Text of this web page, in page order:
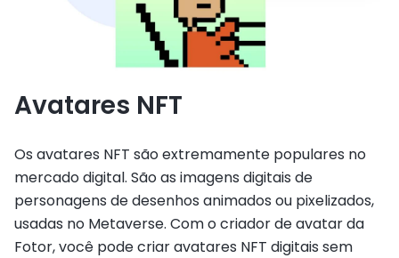
Avatares NFT
Os avatares NFT são extremamente populares no
mercado digital. São as imagens digitais de
personagens de desenhos animados ou pixelizados,
usadas no Metaverse. Com o criador de avatar da
Fotor, você pode criar avatares NFT digitais sem